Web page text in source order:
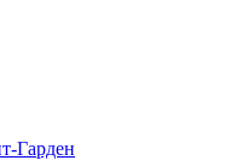
Гарден